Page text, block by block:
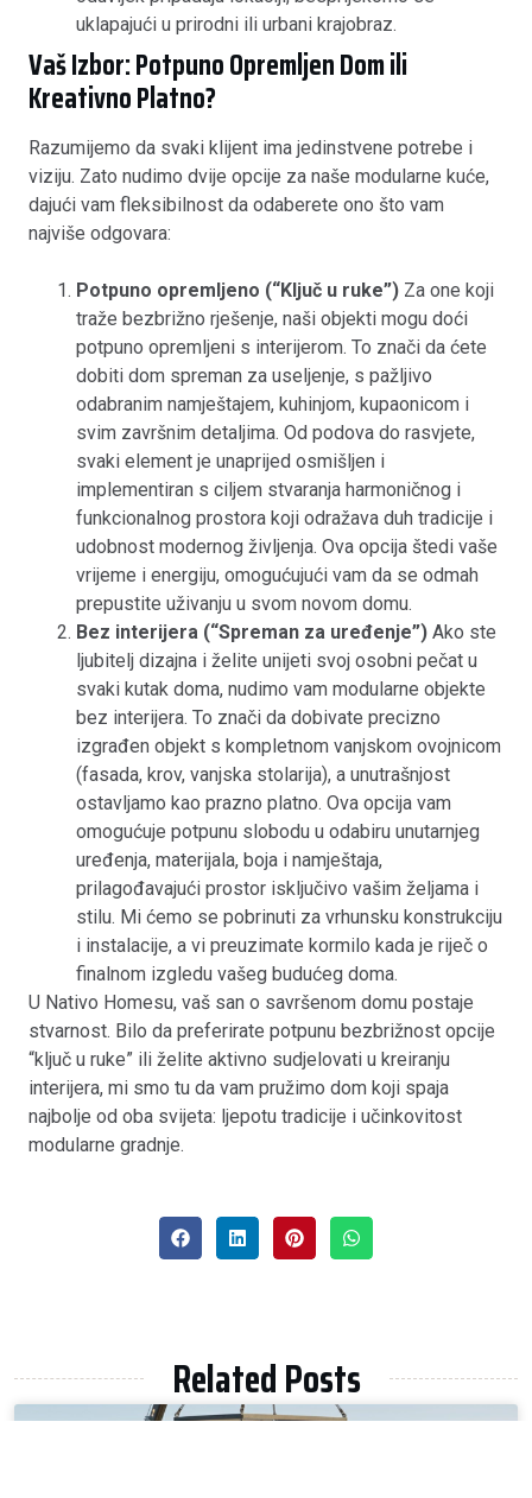
uklapajući u prirodni ili urbani krajobraz.
Vaš Izbor: Potpuno Opremljen Dom ili
Kreativno Platno?
Razumijemo da svaki klijent ima jedinstvene potrebe i
viziju. Zato nudimo dvije opcije za naše modularne kuće,
dajući vam fleksibilnost da odaberete ono što vam
najviše odgovara:
Potpuno opremljeno (“Ključ u ruke”) Za one koji
traže bezbrižno rješenje, naši objekti mogu doći
potpuno opremljeni s interijerom. To znači da ćete
dobiti dom spreman za useljenje, s pažljivo
odabranim namještajem, kuhinjom, kupaonicom i
svim završnim detaljima. Od podova do rasvjete,
svaki element je unaprijed osmišljen i
implementiran s ciljem stvaranja harmoničnog i
funkcionalnog prostora koji odražava duh tradicije i
udobnost modernog življenja. Ova opcija štedi vaše
vrijeme i energiju, omogućujući vam da se odmah
prepustite uživanju u svom novom domu.
Bez interijera (“Spreman za uređenje”) Ako ste
ljubitelj dizajna i želite unijeti svoj osobni pečat u
svaki kutak doma, nudimo vam modularne objekte
bez interijera. To znači da dobivate precizno
izgrađen objekt s kompletnom vanjskom ovojnicom
(fasada, krov, vanjska stolarija), a unutrašnjost
ostavljamo kao prazno platno. Ova opcija vam
omogućuje potpunu slobodu u odabiru unutarnjeg
uređenja, materijala, boja i namještaja,
prilagođavajući prostor isključivo vašim željama i
stilu. Mi ćemo se pobrinuti za vrhunsku konstrukciju
i instalacije, a vi preuzimate kormilo kada je riječ o
finalnom izgledu vašeg budućeg doma.
U Nativo Homesu, vaš san o savršenom domu postaje
stvarnost. Bilo da preferirate potpunu bezbrižnost opcije
“ključ u ruke” ili želite aktivno sudjelovati u kreiranju
interijera, mi smo tu da vam pružimo dom koji spaja
najbolje od oba svijeta: ljepotu tradicije i učinkovitost
modularne gradnje.
Related Posts